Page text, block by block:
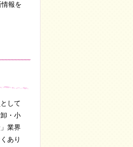
報を
して
・小
業界
あり